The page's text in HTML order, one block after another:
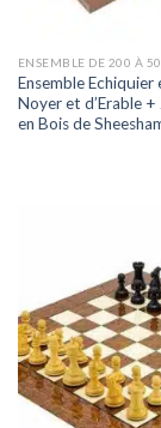
ENSEMBLE DE 200 À
Ensemble Echiquier
Noyer et d’Erable +
en Bois de